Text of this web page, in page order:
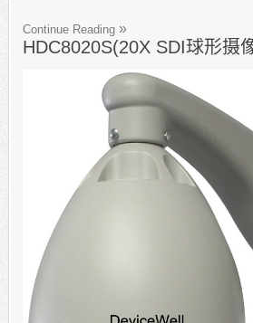
Continue Reading
HDC8020S(20X SDI球形摄